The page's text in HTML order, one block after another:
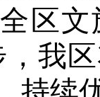
区
，我